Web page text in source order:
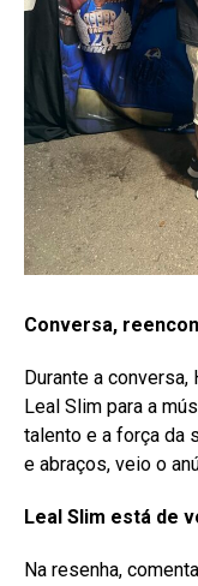
Conversa,
Durante a
Leal Slim para a
talento e a força da
e abraços, veio o
Leal Slim está de
Na resenha,